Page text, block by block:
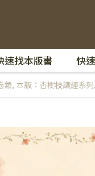
速找本版書 快
類, 本版：杏樹枝讀經系列,